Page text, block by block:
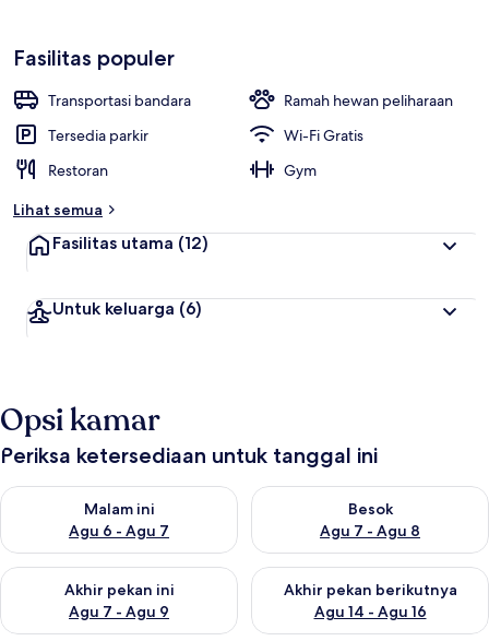
Fasilitas populer
Transportasi bandara
Ramah hewan peliharaan
Tersedia parkir
Wi-Fi Gratis
Restoran
Gym
Lihat semua
Fasilitas utama (12)
Untuk keluarga (6)
Opsi kamar
Periksa ketersediaan untuk tanggal ini
Malam ini
Agu 6 - Agu 7
Periksa ketersediaan untuk malam ini Agu 6 - Agu 7
Besok
Agu 7 - Agu 8
Periksa ketersediaan untuk
Akhir pekan ini
Agu 7 - Agu 9
Periksa ketersediaan untuk akhir pekan ini Agu 7 - Agu 9
Akhir pekan berikutnya
Agu 14 - Agu 16
Periksa ketersediaan untuk